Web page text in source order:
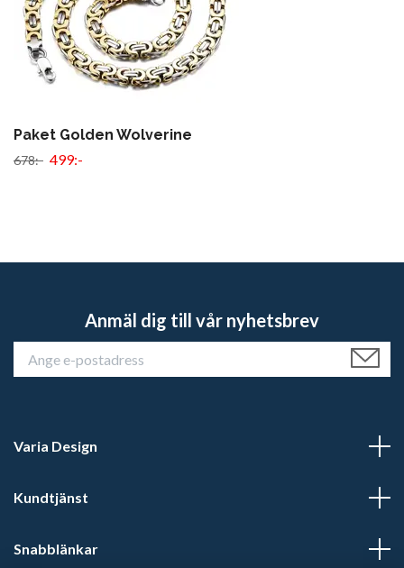
Paket Golden Wolverine
678:- 499:-
Anmäl dig till vår nyhetsbrev
Varia Design
Kundtjänst
Snabblänkar